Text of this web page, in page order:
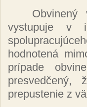
Obvinený
vystupuje v
hodnotená
prípade
presvedčený,
prepustenie z